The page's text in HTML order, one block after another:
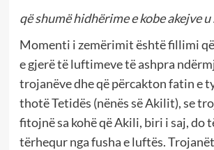
që shumë hidhërime e kobe akejve
Momenti i zemërimit është fillimi
e gjerë të luftimeve të ashpra
trojanëve dhe që përcakton fatin e
thotë Tetidës (nënës së Akilit), se
fitojnë sa kohë që Akili, biri i saj, do
tërhequr nga fusha e luftës.